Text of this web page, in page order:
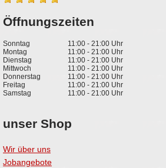
Öffnungszeiten
Sonntag
11:00 - 21:00 Uhr
Montag
11:00 - 21:00 Uhr
Dienstag
11:00 - 21:00 Uhr
Mittwoch
11:00 - 21:00 Uhr
Donnerstag
11:00 - 21:00 Uhr
Freitag
11:00 - 21:00 Uhr
Samstag
11:00 - 21:00 Uhr
unser Shop
Wir über uns
Jobangebote